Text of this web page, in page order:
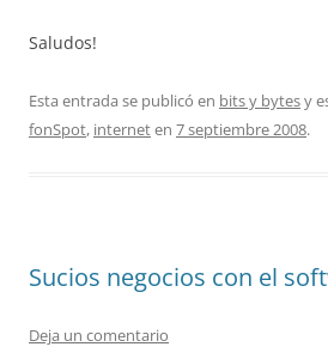
Saludos!
Esta entrada se publicó en bits y bytesy
fonSpot, interneten 7 septiembre 2008.
Sucios negocios con el
Deja un comentario